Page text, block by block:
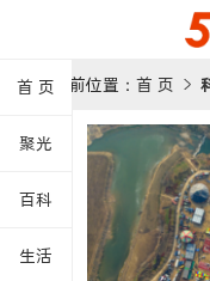
当前位置：首 页 
首 页
聚光
百科
生活